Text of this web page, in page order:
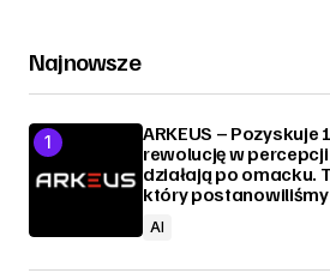
Najnowsze
ARKEUS – Pozyskuje
rewolucję w
działają po omacku.
który
AI